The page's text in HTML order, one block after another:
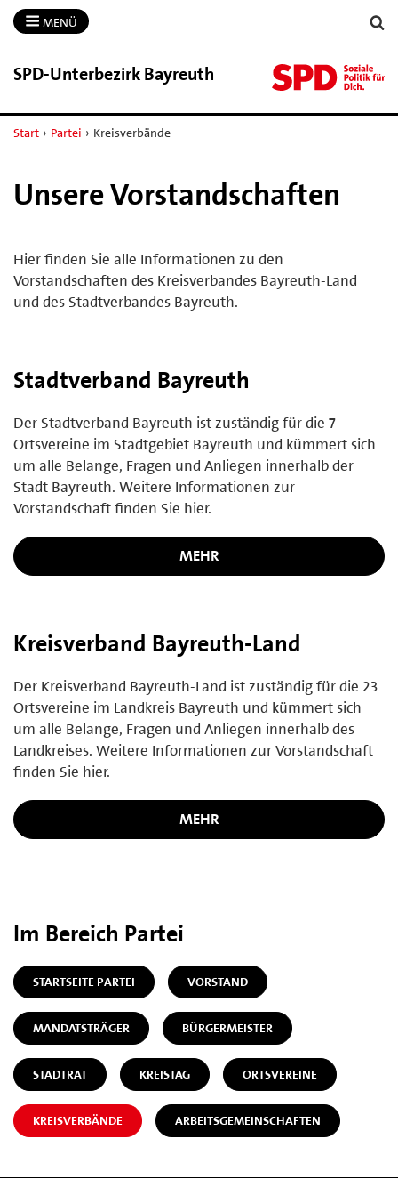
MENÜ
SPD-​Unterbezirk Bayreuth
Start › Partei › Kreisverbände
Unsere Vorstandschaften
Hier finden Sie alle Informationen zu den
Vorstandschaften des Kreisverbandes Bayreuth-Land
und des Stadtverbandes Bayreuth.
Stadtverband Bayreuth
Der Stadtverband Bayreuth ist zuständig für die 7
Ortsvereine im Stadtgebiet Bayreuth und kümmert sich
um alle Belange, Fragen und Anliegen innerhalb der
Stadt Bayreuth. Weitere Informationen zur
Vorstandschaft finden Sie hier.
MEHR
Kreisverband Bayreuth-Land
Der Kreisverband Bayreuth-Land ist zuständig für die 23
Ortsvereine im Landkreis Bayreuth und kümmert sich
um alle Belange, Fragen und Anliegen innerhalb des
Landkreises. Weitere Informationen zur Vorstandschaft
finden Sie hier.
MEHR
Im Bereich Partei
STARTSEITE PARTEI VORSTAND
MANDATSTRÄGER BÜRGERMEISTER
STADTRAT KREISTAG ORTSVEREINE
KREISVERBÄNDE ARBEITSGEMEINSCHAFTEN